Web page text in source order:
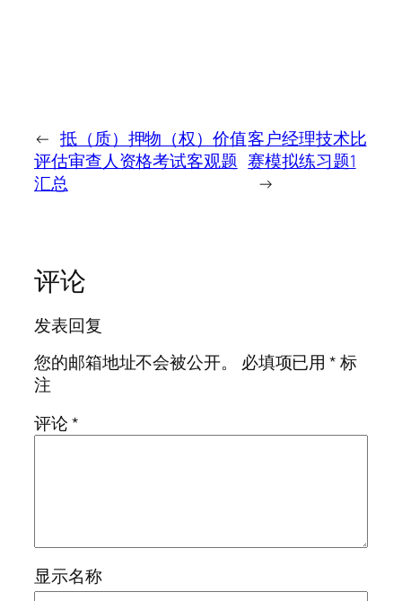
← 抵（质）押物（权）价值
评估审查人资格考试客观题
汇总
客户经理技术比
赛模拟练习题1
→
评论
发表回复
您的邮箱地址不会被公开。
必填项已用*标
注
评论*
显示名称